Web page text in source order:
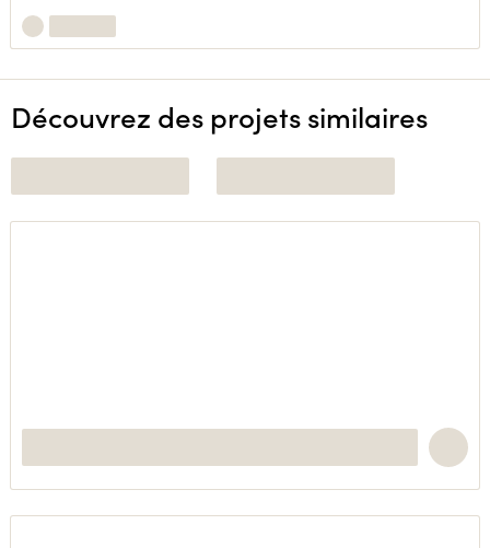
Découvrez des projets similaires